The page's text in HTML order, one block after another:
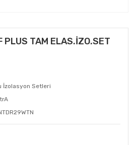
PLUS TAM ELAS.İZO.SET
İzolasyon Setleri